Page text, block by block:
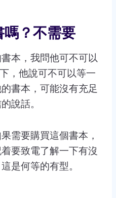
嗎？不需要
本，我問他可不可以
，他說可不可以等一
書本，可能沒有充足
說話。
需要購買這個書本，
要致電了解一下有沒
是何等的有型。